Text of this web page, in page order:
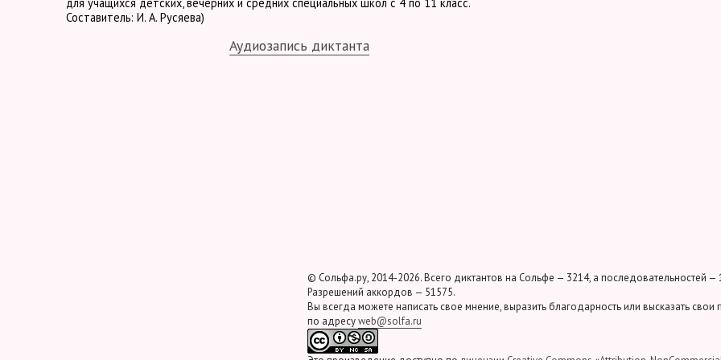
Составитель: И. А. Русяева)
Аудиозапись диктанта
© Сольфа.ру, 2014-2026. Всего диктантов на Сольфе — 3214, а последовательностей —
Разрешений аккордов — 51575.
Вы всегда можете написать свое мнение, выразить благодарность или высказать свои
по адресуweb@solfa.ru